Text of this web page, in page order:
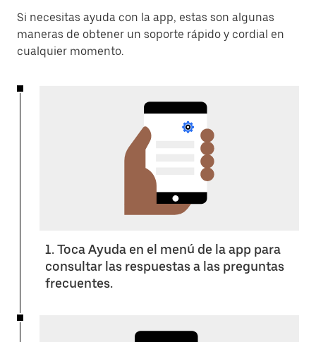
Si necesitas ayuda con la app, estas son algunas
maneras de obtener un soporte rápido y cordial en
cualquier momento.
1. Toca Ayuda en el menú de la app para
consultar las respuestas a las preguntas
frecuentes.